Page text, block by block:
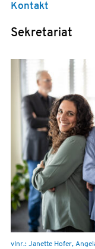
Kontakt
Sekretariat
vlnr.: Janette Hofer,